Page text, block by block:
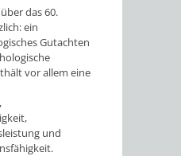
das 60.
ein
Gutachten
vor allem eine
und